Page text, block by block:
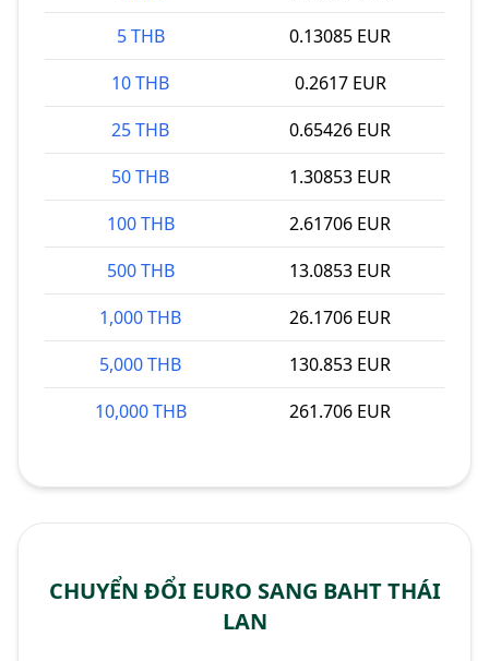
5 THB
0.13085 EUR
10 THB
0.2617 EUR
25 THB
0.65426 EUR
50 THB
1.30853 EUR
100 THB
2.61706 EUR
500 THB
13.0853 EUR
1,000 THB
26.1706 EUR
5,000 THB
130.853 EUR
10,000 THB
261.706 EUR
CHUYỂN ĐỔI EURO SANG BAHT THÁI
LAN